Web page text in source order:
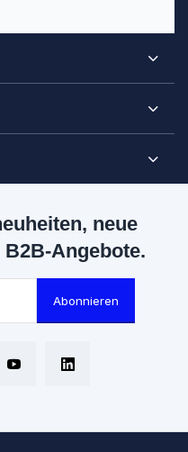
neue
Angebote.
Abonnieren